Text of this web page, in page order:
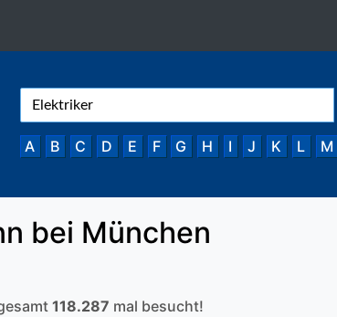
A B C D E F G H I J K L M
bei München
118.287 mal besucht!